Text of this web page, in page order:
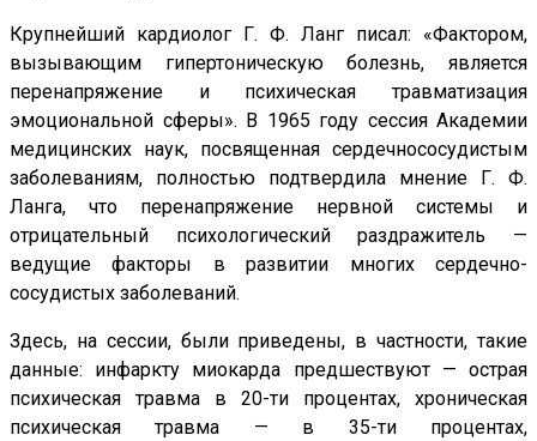
Крупнейший кардиолог Г. Ф. Ланг писал: «Фактором,
вызывающим гипертоническую болезнь, является
перенапряжение и психическая травматизация
эмоциональной сферы». В 1965 году сессия Академии
медицинских наук, посвященная сердечнососудистым
заболеваниям, полностью подтвердила мнение Г. Ф.
Ланга, что перенапряжение нервной системы и
отрицательный психологический раздражитель —
ведущие факторы в развитии многих сердечно-
сосудистых заболеваний.
Здесь, на сессии, были приведены, в частности, такие
данные: инфаркту миокарда предшествуют — острая
психическая травма в 20-ти процентах, хроническая
психическая травма — в 35-ти процентах,